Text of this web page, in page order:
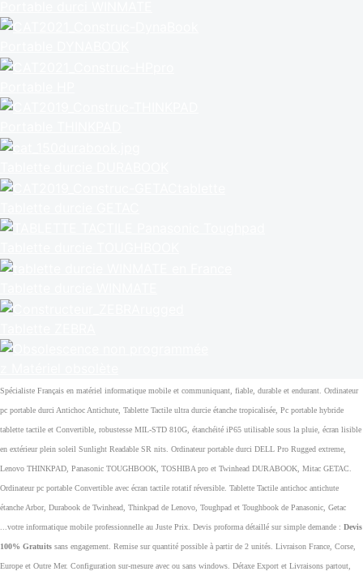
Spécialiste Français en matériel informatique mobile et communiquant, fiable, durable et endurant. Ordinateur
pc portable durci Antichoc Antichute, Tablette Tactile ultra durcie étanche tropicalisée, Pc portable hybride
tablette tactile et Convertible, robustesse MIL-STD 810G, étanchéité iP65 utilisable sous la pluie, écran lisible
en extérieur plein soleil Sunlight Readable SR nits. Ordinateur portable durci DELL Pro Rugged extreme,
Lenovo THINKPAD, Panasonic TOUGHBOOK, TOSHIBA pro et Twinhead DURABOOK, Mitac GETAC.
Ordinateur pc portable Convertible avec écran tactile rotatif réversible. Tablette Tactile antichoc antichute
étanche Arbor, Durabook de Twinhead, Thinkpad de Lenovo, Toughpad et Toughbook de Panasonic, Getac
...votre informatique mobile professionnelle au Juste Prix. Devis proforma détaillé sur simple demande : Devis
100% Gratuits sans engagement. Remise sur quantité possible à partir de 2 unités. Livraison France, Corse,
Europe et Outre Mer. Configuration sur-mesure avec ou sans windows. Détaxe Export et Livraisons partout,